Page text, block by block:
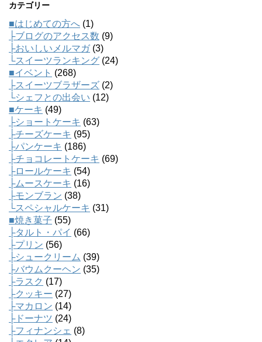
カテゴリー
■はじめての方へ (1)
├ブログのアクセス数 (9)
├おいしいメルマガ(3)
└スイーツランキング (24)
■イベント (268)
├スイーツブラザーズ (2)
└シェフとの出会い (12)
■ケーキ (49)
├ショートケーキ (63)
├チーズケーキ (95)
├パンケーキ (186)
├チョコレートケーキ (69)
├ロールケーキ (54)
├ムースケーキ (16)
├モンブラン (38)
└スペシャルケーキ (31)
■焼き菓子 (55)
├タルト・パイ (66)
├プリン (56)
├シュークリーム (39)
├バウムクーヘン (35)
├ラスク (17)
├クッキー (27)
├マカロン (14)
├ドーナツ (24)
├フィナンシェ (8)